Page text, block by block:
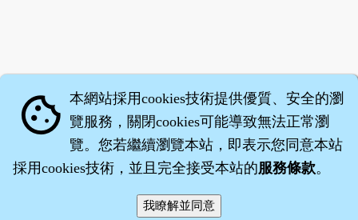
‧沈藥子©2008～2026
cookie 本網站採用cookies技術提供優質、安全的瀏
覽服務，關閉cookies可能導致無法正常瀏
覽。您若繼續瀏覽本站，即表示您同意本站
採用cookies技術，並且完全接受本站的服務條款。